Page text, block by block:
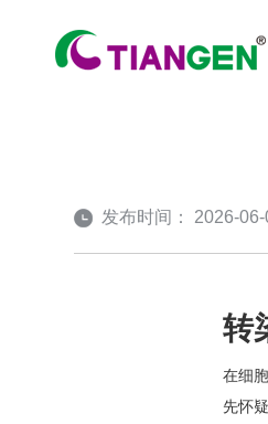
发布时间： 2026-06-
转
在细
先怀